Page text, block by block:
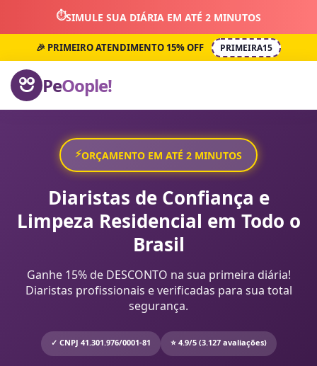
⏱️SIMULE SUA DIÁRIA EM ATÉ 2 MINUTOS
🎉 PRIMEIRO ATENDIMENTO 15% OFF PRIMEIRA15
PeOople!
⚡ORÇAMENTO EM ATÉ 2 MINUTOS
Diaristas de Confiança e
Limpeza Residencial em Todo o
Brasil
Ganhe 15% de DESCONTO na sua primeira diária!
Diaristas profissionais e verificadas para sua total
segurança.
✓ CNPJ 41.301.976/0001-81 ⭐ 4.9/5 (3.127 avaliações)